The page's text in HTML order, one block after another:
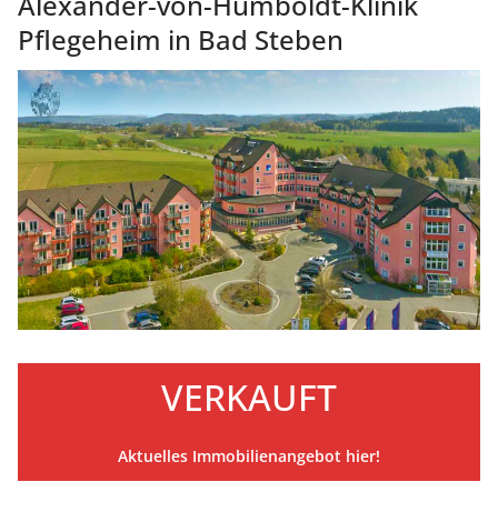
Pflegeheim in Bad Steben
VERKAUFT
Aktuelles Immobilienangebot hier!